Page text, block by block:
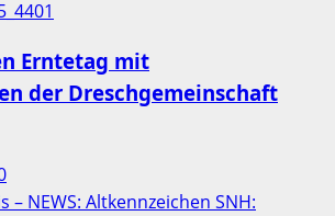
Erntetag mit
der Dreschgemeinschaft
– NEWS: Altkennzeichen SNH: